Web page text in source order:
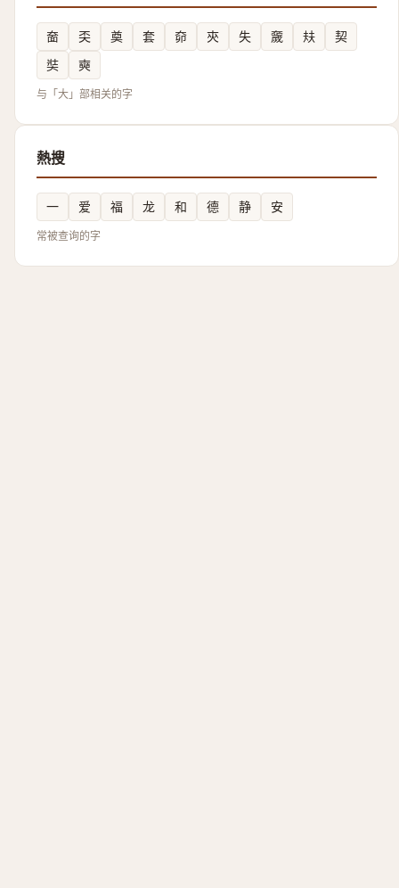
奤 奀 奠 套 奅 㚒 失 奯 㚘
契
奘
奭
与「大」部相关的字
熱搜
一 爱 福 龙 和 德 静 安
常被查询的字